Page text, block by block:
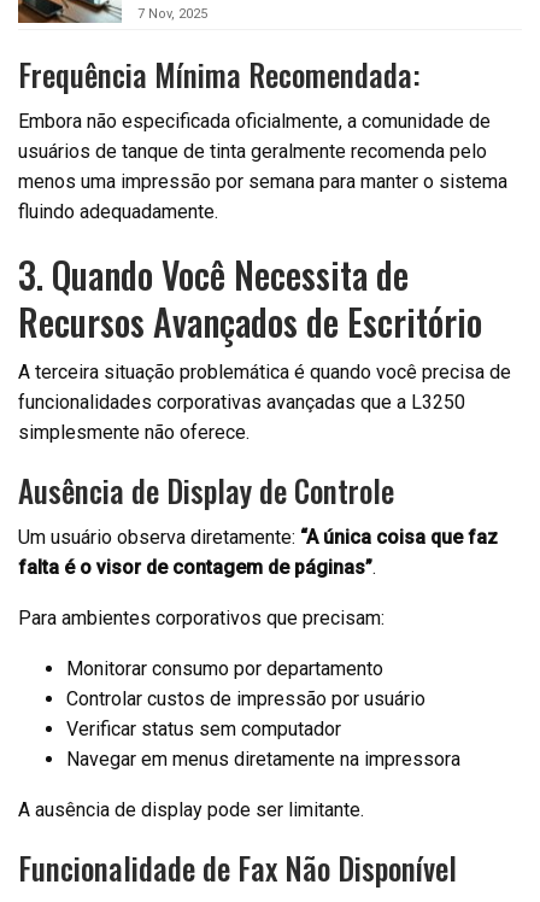
7 Nov, 2025
Frequência Mínima Recomendada:
Embora não especificada oficialmente, a comunidade de
usuários de tanque de tinta geralmente recomenda pelo
menos uma impressão por semana para manter o sistema
fluindo adequadamente.
3. Quando Você Necessita de
Recursos Avançados de Escritório
A terceira situação problemática é quando você precisa de
funcionalidades corporativas avançadas que a L3250
simplesmente não oferece.
Ausência de Display de Controle
Um usuário observa diretamente: “A única coisa que faz
falta é o visor de contagem de páginas”.
Para ambientes corporativos que precisam:
Monitorar consumo por departamento
Controlar custos de impressão por usuário
Verificar status sem computador
Navegar em menus diretamente na impressora
A ausência de display pode ser limitante.
Funcionalidade de Fax Não Disponível